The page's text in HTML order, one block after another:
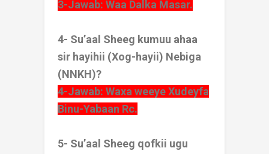
3-Jawab: Waa Dalka Masar.
4- Su’aal Sheeg kumuu ahaa
sir hayihii (Xog-hayii) Nebiga
(NNKH)?
4-Jawab: Waxa weeye Xudeyfa
Binu-Yabaan Rc.
5- Su’aal Sheeg qofkii ugu